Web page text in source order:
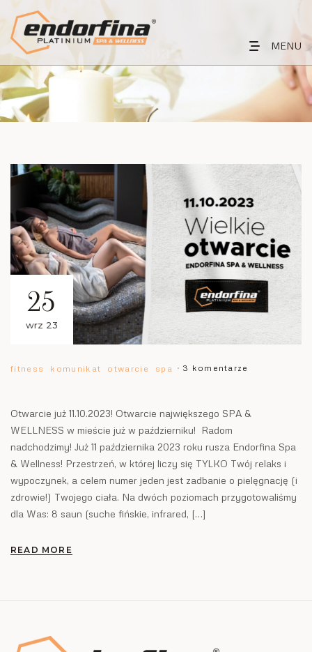
MENU
spa
25
wrz 23
fitness komunikat otwarcie spa 3 komentarze
Otwarcie już 11.10.2023! Otwarcie największego SPA &
WELLNESS w mieście już w październiku! Radom
nadchodzimy! Już 11 października 2023 roku rusza Endorfina Spa
& Wellness! Przestrzeń, w której liczy się TYLKO Twój relaks i
wypoczynek, a celem numer jeden jest zadbanie o pielęgnację (i
zdrowie!) Twojego ciała. Na dwóch poziomach przygotowaliśmy
dla Was: 8 saun (suche fińskie, infrared, […]
READ MORE